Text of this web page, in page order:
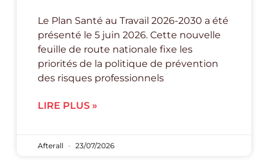
Le Plan Santé au Travail 2026-2030 a été
présenté le 5 juin 2026. Cette nouvelle
feuille de route nationale fixe les
priorités de la politique de prévention
des risques professionnels
LIRE PLUS »
Afterall 23/07/2026